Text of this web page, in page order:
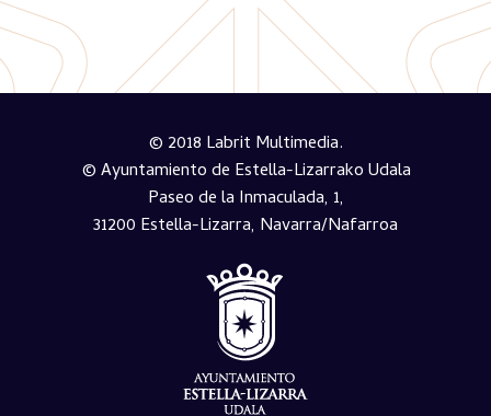
© 2018 Labrit Multimedia.
© Ayuntamiento de Estella-Lizarrako Udala
Paseo de la Inmaculada, 1,
31200 Estella-Lizarra, Navarra/Nafarroa